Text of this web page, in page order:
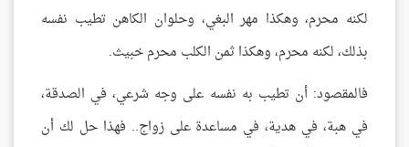
لكنه محرم، وهكذا مهر البغي، وحلوان الكاهن تطيب نفسه
بذلك، لكنه محرم، وهكذا ثمن الكلب محرم خبيث.
فالمقصود: أن تطيب به نفسه على وجه شرعي، في الصدقة،
في هبة، في هدية، في مساعدة على زواج.. فهذا حل لك أن